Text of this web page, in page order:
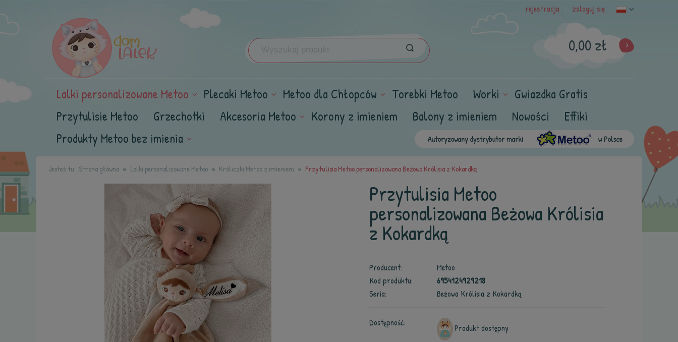
rejestracja zaloguj się
0,00 zł
Lalki personalizowane Metoo Plecaki Metoo Metoo dla Chłopców Torebki Metoo Worki
Gwiazdka Gratis
Przytulisie Metoo
Grzechotki Akcesoria Metoo Korony z imieniem Balony z imieniem Nowości
Effiki
Produkty Metoo bez imienia
Jesteś tu: Strona główna Lalki personalizowane Metoo Króliczki Metoo z imieniem Przytulisia Metoo personalizowana Beżowa Królisia z Kokardką
Przytulisia Metoo
personalizowana Beżowa Królisia
z Kokardką
Producent:
Metoo
Kod produktu:
6954124929218
Seria:
Beżowa Królisia z Kokardką
Dostępność:
Produkt dostępny